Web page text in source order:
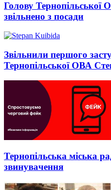
Голову Тернопільської
звільнено з посади
Звільнили першого
Тернопільської ОВА
Тернопільськa міськa
звинувaчення